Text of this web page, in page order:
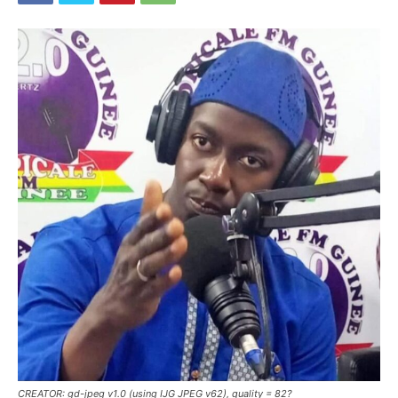
CREATOR: gd-jpeg v1.0 (using IJG JPEG v62), quality = 82?